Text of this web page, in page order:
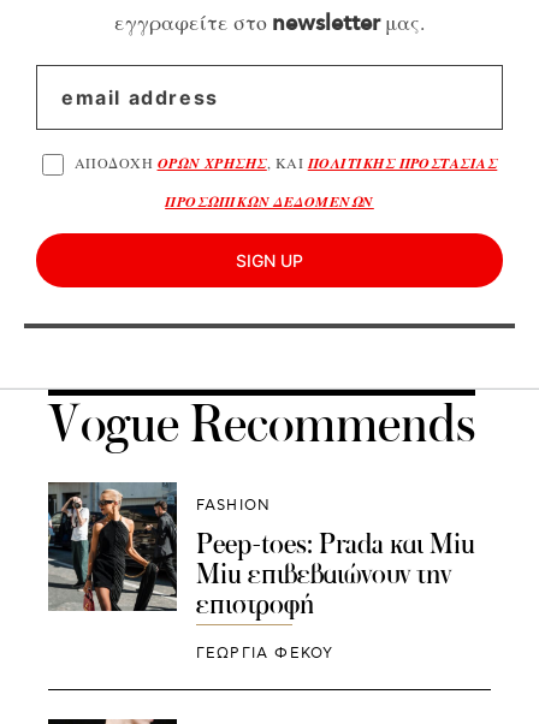
εγγραφείτε στο newsletterμας.
ΑΠΟΔΟΧΗ ΟΡΩΝ ΧΡΗΣΗΣ, ΚΑΙΠΟΛΙΤΙΚΗΣ ΠΡΟΣΤΑΣΙΑΣ
ΠΡΟΣΩΠΙΚΩΝ ΔΕΔΟΜΕΝΩΝ
SIGN UP
Vogue Recommends
FASHION
Peep-toes: Prada και Miu
Miu επιβεβαιώνουν την
επιστροφή
ΓΕΩΡΓΙΑ ΦΕΚΟΥ